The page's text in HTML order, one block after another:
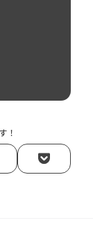
！